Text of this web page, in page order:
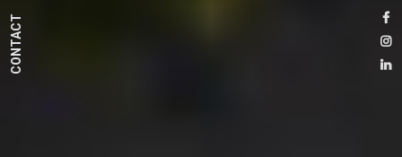
CONTACT